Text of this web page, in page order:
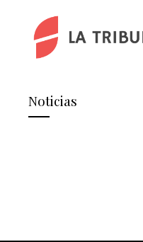
Noticias